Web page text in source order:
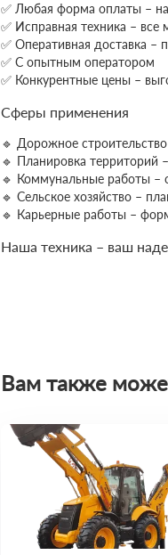
✅ Любая форма оплаты –
✅ Исправная техника –
✅ Оперативная доставка –
✅ С опытным оператором
✅ Конкурентные цены –
Сферы применения
🔹 Дорожное
🔹 Планировка территорий
🔹 Коммунальные работы –
🔹 Сельское хозяйство –
🔹 Карьерные работы –
Наша техника – ваш
Вам также